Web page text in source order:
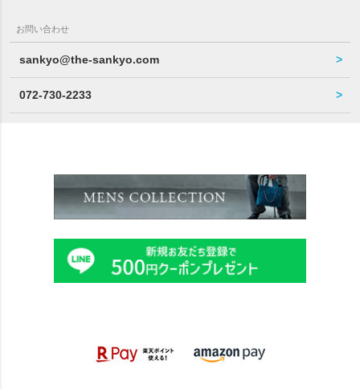
お問い合わせ
sankyo@the-sankyo.com
072-730-2233